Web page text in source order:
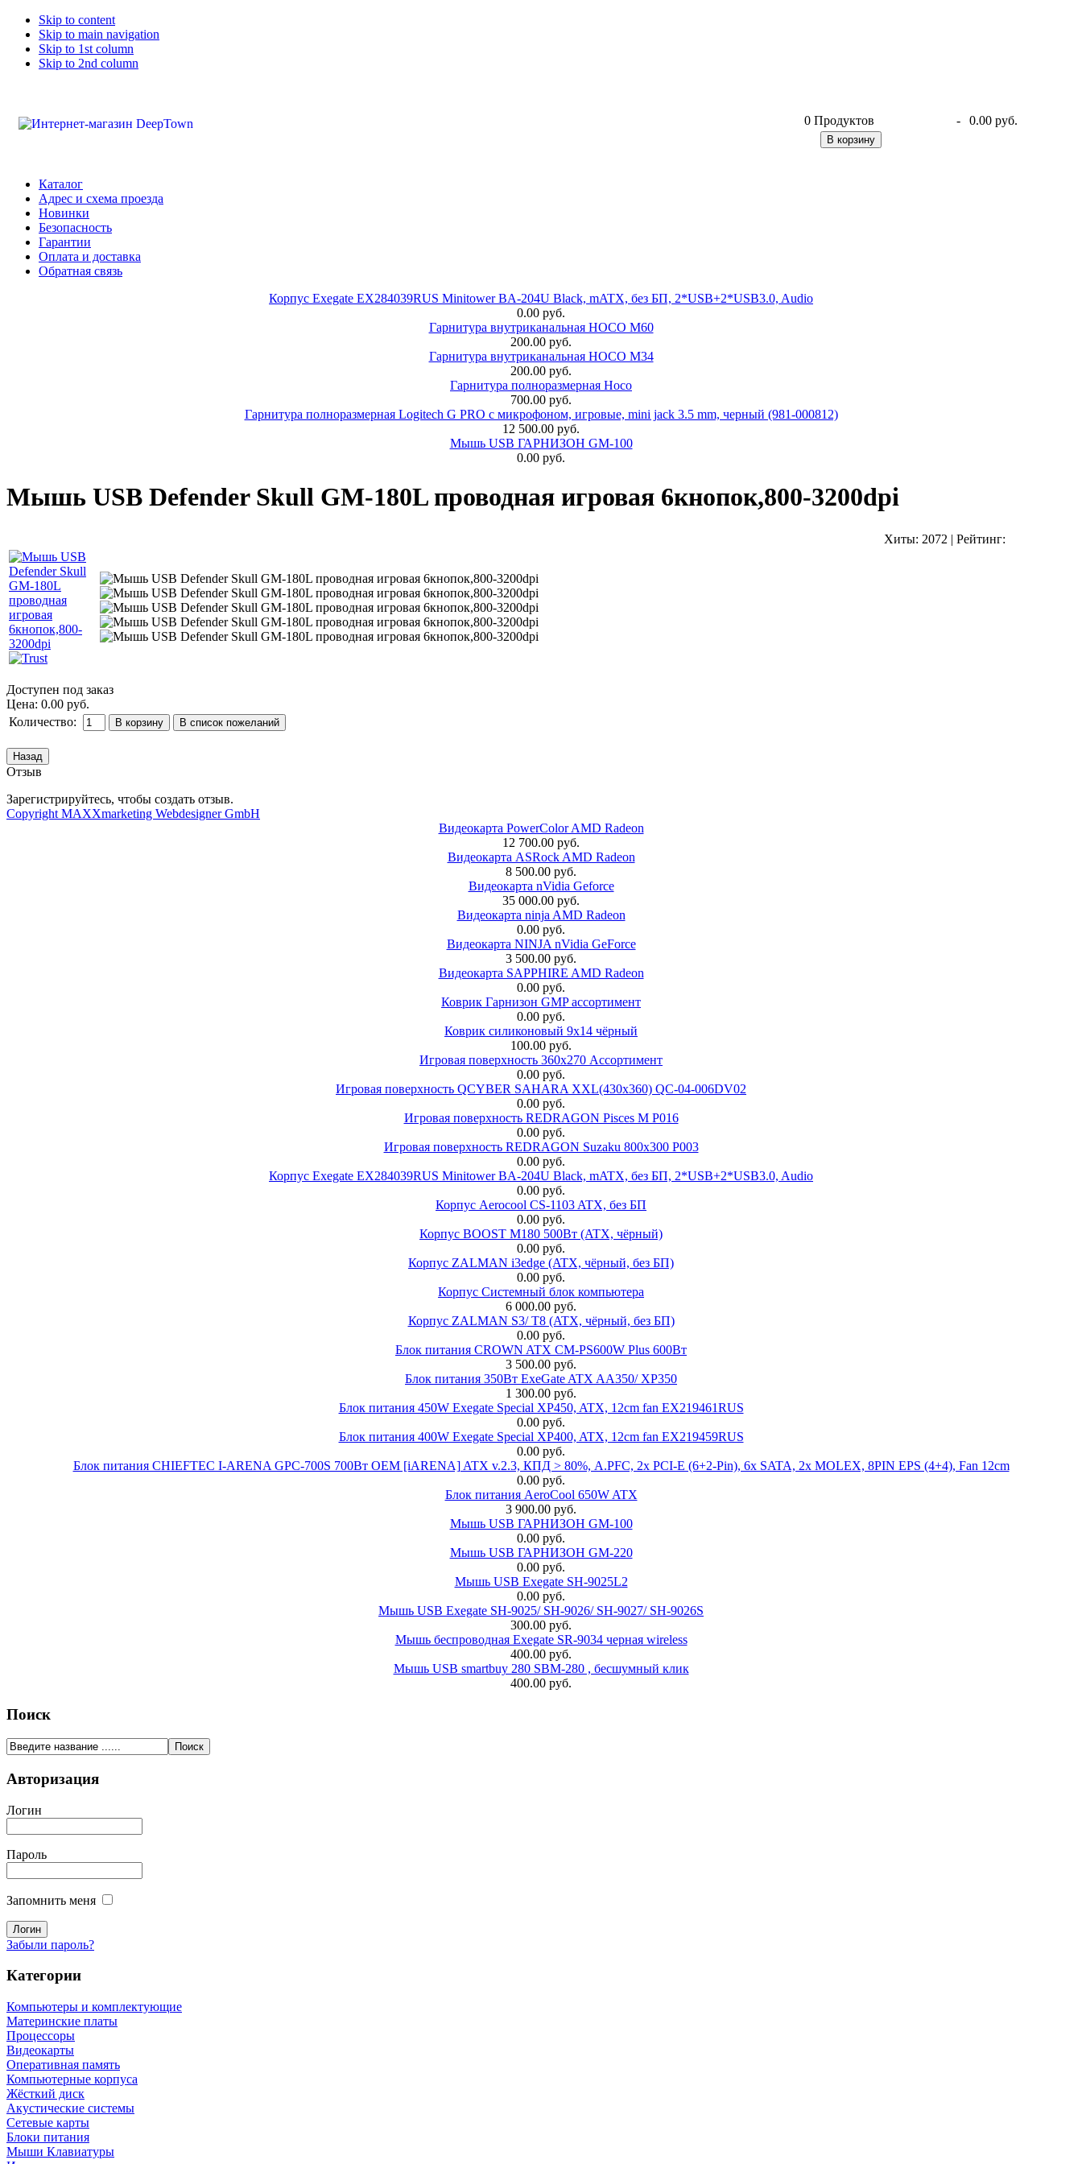
Skip to content
Skip to main navigation
Skip to 1st column
Skip to 2nd column
0 Продуктов - 0.00 руб.
В корзину
Каталог
Адрес и схема проезда
Новинки
Безопасность
Гарантии
Оплата и доставка
Обратная связь
Корпус Exegate EX284039RUS Minitower BA-204U Black, mATX, без БП, 2*USB+2*USB3.0, Audio
0.00 руб.
Гарнитура внутриканальная HOCO M60
200.00 руб.
Гарнитура внутриканальная HOCO M34
200.00 руб.
Гарнитура полноразмерная Hoco
700.00 руб.
Гарнитура полноразмерная Logitech G PRO с микрофоном, игровые, mini jack 3.5 mm, черный (981-000812)
12 500.00 руб.
Мышь USB ГАРНИЗОН GM-100
0.00 руб.
Мышь USB Defender Skull GM-180L проводная игровая 6кнопок,800-3200dpi
Хиты: 2072 | Рейтинг:
Доступен под заказ
Цена: 0.00 руб.
Количество:
Отзыв
Зарегистрируйтесь, чтобы создать отзыв.
Copyright MAXXmarketing Webdesigner GmbH
Видеокарта PowerColor AMD Radeon
12 700.00 руб.
Видеокарта ASRock AMD Radeon
8 500.00 руб.
Видеокарта nVidia Geforce
35 000.00 руб.
Видеокарта ninja AMD Radeon
0.00 руб.
Видеокарта NINJA nVidia GeForce
3 500.00 руб.
Видеокарта SAPPHIRE AMD Radeon
0.00 руб.
Коврик Гарнизон GMP ассортимент
0.00 руб.
Коврик силиконовый 9х14 чёрный
100.00 руб.
Игровая поверхность 360x270 Ассортимент
0.00 руб.
Игровая поверхность QCYBER SAHARA XXL(430x360) QC-04-006DV02
0.00 руб.
Игровая поверхность REDRAGON Pisces M P016
0.00 руб.
Игровая поверхность REDRAGON Suzaku 800x300 P003
0.00 руб.
Корпус Exegate EX284039RUS Minitower BA-204U Black, mATX, без БП, 2*USB+2*USB3.0, Audio
0.00 руб.
Корпус Aerocool CS-1103 ATX, без БП
0.00 руб.
Корпус BOOST M180 500Вт (ATX, чёрный)
0.00 руб.
Корпус ZALMAN i3edge (ATX, чёрный, без БП)
0.00 руб.
Корпус Системный блок компьютера
6 000.00 руб.
Корпус ZALMAN S3/ T8 (ATX, чёрный, без БП)
0.00 руб.
Блок питания CROWN ATX CM-PS600W Plus 600Вт
3 500.00 руб.
Блок питания 350Вт ExeGate ATX AA350/ XP350
1 300.00 руб.
Блок питания 450W Exegate Special XP450, ATX, 12cm fan EX219461RUS
0.00 руб.
Блок питания 400W Exegate Special XP400, ATX, 12cm fan EX219459RUS
0.00 руб.
Блок питания CHIEFTEC I-ARENA GPC-700S 700Вт OEM [iARENA] ATX v.2.3, КПД > 80%, A.PFC, 2x PCI-E (6+2-Pin), 6x SATA, 2x MOLEX, 8PIN EPS (4+4), Fan 12cm
0.00 руб.
Блок питания AeroCool 650W ATX
3 900.00 руб.
Мышь USB ГАРНИЗОН GM-100
0.00 руб.
Мышь USB ГАРНИЗОН GM-220
0.00 руб.
Мышь USB Exegate SH-9025L2
0.00 руб.
Мышь USB Exegate SH-9025/ SH-9026/ SH-9027/ SH-9026S
300.00 руб.
Мышь беспроводная Exegate SR-9034 черная wireless
400.00 руб.
Мышь USB smartbuy 280 SBM-280 , бесшумный клик
400.00 руб.
Поиск
Авторизация
Логин
Пароль
Запомнить меня
Забыли пароль?
Категории
Компьютеры и комплектующие
Материнские платы
Процессоры
Видеокарты
Оперативная память
Компьютерные корпуса
Жёсткий диск
Акустические системы
Сетевые карты
Блоки питания
Мыши Клавиатуры